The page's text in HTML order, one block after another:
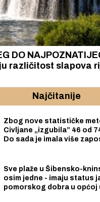
DO
različitost slapova
Najčitanije
Zbog nove statističke
Civljane „izgubila” 46 od
Do sada je imala više
Sve plaže u Šibensko-
osim jedne - imaju status
pomorskog dobra u općoj